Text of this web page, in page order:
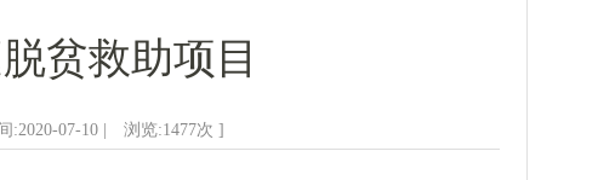
贫救助项目
07-10 | 浏览:1477次 ]